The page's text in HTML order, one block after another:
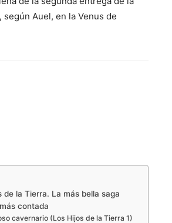
según Auel, en la Venus de
de la Tierra. La más bella saga
contada
cavernario (Los Hijos de la Tierra 1)